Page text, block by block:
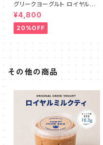
グリークヨーグルト ロイヤルミ
ルクティ 500g
¥4,800
20%OFF
その他の商品